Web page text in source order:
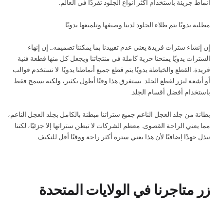
أنماط جريئة باستخدام أكثر أنواع الجلود تفردًا في العالم.
مطلية يدويًا يتم طلاء الجلود لدينا وصبغها وتلميعها يدويًا.
إن إنشاء سترات فريدة يعني عدم تقييدنا بما يمكننا تصميمه... إن إنهاء
السترات يدويًا يمنحنا حرية كاملة في منتجاتنا ويجعل كل منها قطعة فنية
فريدة. القطع والخياطة يدويًا يتم قطع جميع أنماطنا يدويًا. لا نستخدم قوالب
أو أشعة ليزر لقطع الجلد. يستغرق هذا وقتًا أطول بكثير، ولكنه يسمح فقط
باستخدام أفضل أقسام الجلد.
بطانة من جلد العجل الناعم جميع ستراتنا مبطنة بالكامل بجلد العجل الناعم،
مما يعني الراحة القصوى. معظم الشركات لا تبطن ستراتها إلا جزئيًا، لكننا
نبذل جهدًا إضافيًا لأن هذا يعني سترة أكثر راحة ووقتًا أقل للتكيف.
زر متاجرنا في الولايات المتحدة